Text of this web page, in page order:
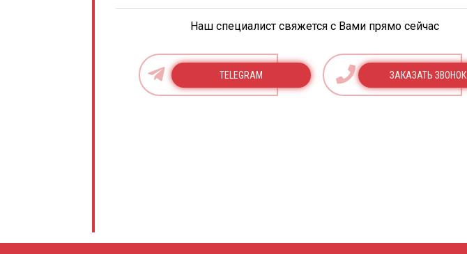
Наш специалист свяжется с Вами прямо сейчас
TELEGRAM ЗАКАЗАТЬ ЗВОНОК